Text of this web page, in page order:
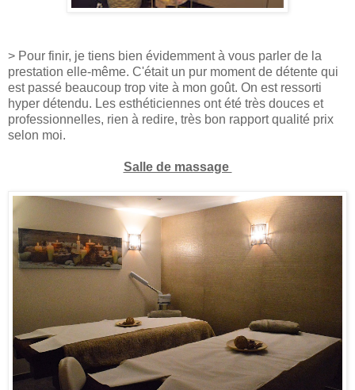
> Pour finir, je tiens bien évidemment à vous parler de la
prestation elle-même. C'était un pur moment de détente qui
est passé beaucoup trop vite à mon goût. On est ressorti
hyper détendu. Les esthéticiennes ont été très douces et
professionnelles, rien à redire, très bon rapport qualité prix
selon moi.
Salle de massage